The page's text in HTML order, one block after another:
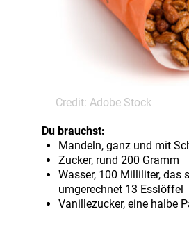
Credit: Adobe Stock
Du brauchst:
Mandeln, ganz und mit
Zucker, rund 200 Gramm
Wasser, 100 Milliliter, das
umgerechnet 13 Esslöffel
Vanillezucker, eine halbe